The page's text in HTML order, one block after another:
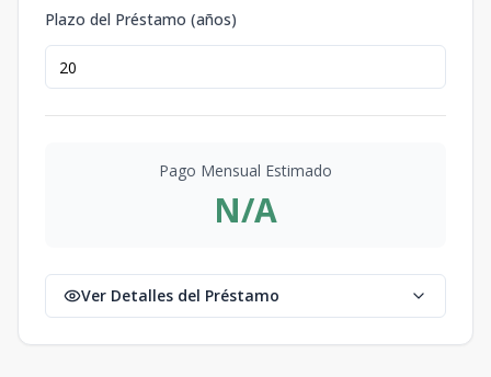
Plazo del Préstamo (años)
Pago Mensual Estimado
N/A
Ver Detalles del Préstamo